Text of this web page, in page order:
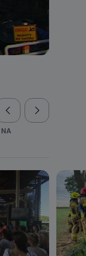
NA